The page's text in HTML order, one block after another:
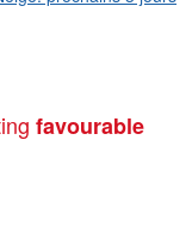
favourable